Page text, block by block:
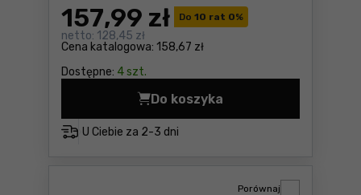
Do 10 rat 0%
Cena katalogowa: 158,67 zł
157,99 zł
netto: 128,45 zł
Dostępne: 4 szt.
U Ciebie za 2-3 dni
Do koszyka
Obcinak do rur TC 35 - Cu
Porównaj